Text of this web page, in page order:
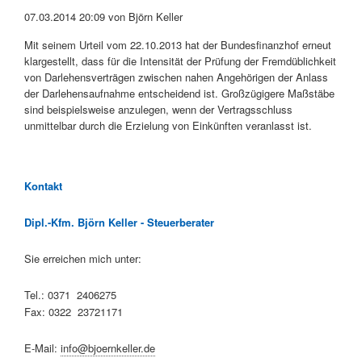
07.03.2014 20:09von Björn Keller
Mit seinem Urteil vom 22.10.2013 hat der Bundesfinanzhof erneut
klargestellt, dass für die Intensität der Prüfung der Fremdüblichkeit
von Darlehensverträgen zwischen nahen Angehörigen der Anlass
der Darlehensaufnahme entscheidend ist. Großzügigere Maßstäbe
sind beispielsweise anzulegen, wenn der Vertragsschluss
unmittelbar durch die Erzielung von Einkünften veranlasst ist.
Kontakt
Dipl.-Kfm. Björn Keller - Steuerberater
Sie erreichen mich unter:
Tel.: 0371 2406275
Fax: 0322 23721171
E-Mail: info@bjoernkeller.de